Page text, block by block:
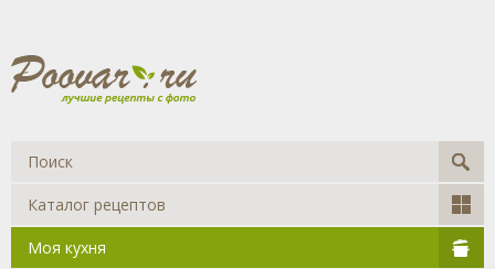
Каталог рецептов
Моя кухня